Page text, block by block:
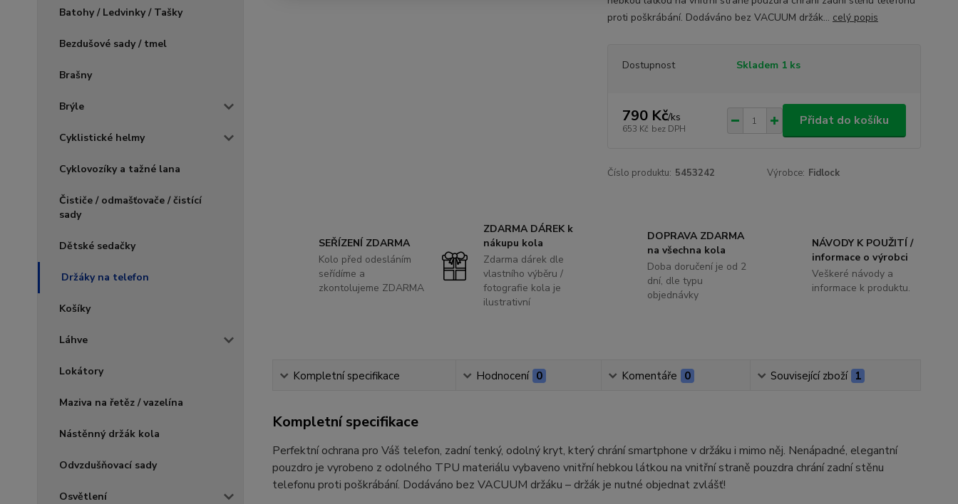
Batohy / Ledvinky / Tašky
Bezdušové sady / tmel
Brašny
Brýle
Cyklistické helmy
Cyklovozíky a tažné lana
Čističe / odmašťovače / čistící
sady
Dětské sedačky
Držáky na telefon
Košíky
Láhve
Lokátory
Maziva na řetěz / vazelína
Nástěnný držák kola
Odvzdušňovací sady
Osvětlení
proti poškrábání. Dodáváno bez VACUUM držák... celý popis
Dostupnost Skladem 1 ks
790 Kč/ks
653 Kč bez DPH
Přidat do košíku
Číslo produktu: 5453242 Výrobce: Fidlock
SEŘÍZENÍ ZDARMA
Kolo před odesláním
seřídíme a
zkontolujeme ZDARMA
ZDARMA DÁREK k
nákupu kola
Zdarma dárek dle
vlastního výběru /
fotografie kola je
ilustrativní
DOPRAVA ZDARMA
na všechna kola
Doba doručení je od 2
dní, dle typu
objednávky
NÁVODY K POUŽITÍ /
informace o výrobci
Veškeré návody a
informace k produktu.
Kompletní specifikace Hodnocení 0 Komentáře 0 Související zboží 1
Kompletní specifikace
Perfektní ochrana pro Váš telefon, zadní tenký, odolný kryt, který chrání smartphone v držáku i mimo něj. Nenápadné, elegantní
pouzdro je vyrobeno z odolného TPU materiálu vybaveno vnitřní hebkou látkou na vnitřní straně pouzdra chrání zadní stěnu
telefonu proti poškrábání. Dodáváno bez VACUUM držáku – držák je nutné objednat zvlášť!